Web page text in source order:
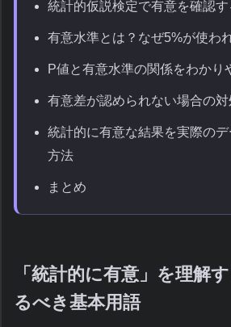
統計的仮説検定で有意を確認
有意水準とは？なぜ5%が使わ
P値と有意水準の関係をわかり
有意差が認められない場合の
統計的に有意な結果を実際の
方法
まとめ
「統計的に有意」を理解
るべき基本用語